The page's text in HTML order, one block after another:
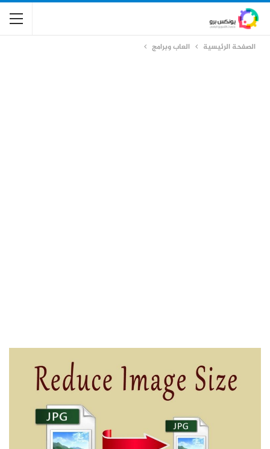
الصفحة الرئيسية العاب وبرامج